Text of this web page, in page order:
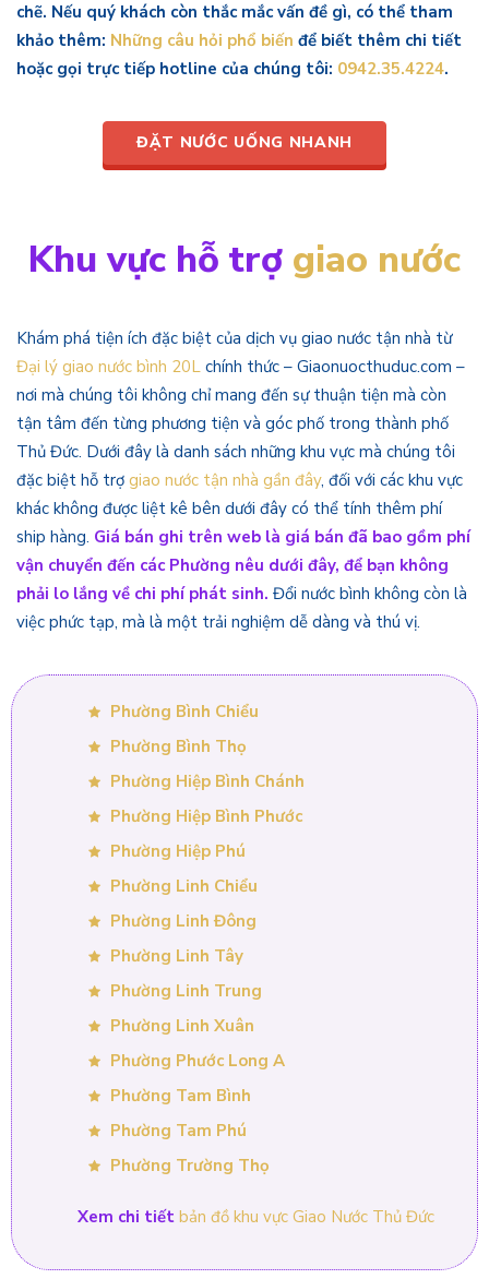
chẽ. Nếu quý khách còn thắc mắc vấn đề gì, có thể tham
khảo thêm: Những câu hỏi phổ biến để biết thêm chi tiết
hoặc gọi trực tiếp hotline của chúng tôi: 0942.35.4224.
ĐẶT NƯỚC UỐNG NHANH
Khu vực hỗ trợ giao nước
Khám phá tiện ích đặc biệt của dịch vụ giao nước tận nhà từ
Đại lý giao nước bình 20L chính thức – Giaonuocthuduc.com –
nơi mà chúng tôi không chỉ mang đến sự thuận tiện mà còn
tận tâm đến từng phương tiện và góc phố trong thành phố
Thủ Đức. Dưới đây là danh sách những khu vực mà chúng tôi
đặc biệt hỗ trợ giao nước tận nhà gần đây, đối với các khu vực
khác không được liệt kê bên dưới đây có thể tính thêm phí
ship hàng. Giá bán ghi trên web là giá bán đã bao gồm phí
vận chuyển đến các Phường nêu dưới đây, để bạn không
phải lo lắng về chi phí phát sinh. Đổi nước bình không còn là
việc phức tạp, mà là một trải nghiệm dễ dàng và thú vị.
Phường Bình Chiểu
Phường Bình Thọ
Phường Hiệp Bình Chánh
Phường Hiệp Bình Phước
Phường Hiệp Phú
Phường Linh Chiểu
Phường Linh Đông
Phường Linh Tây
Phường Linh Trung
Phường Linh Xuân
Phường Phước Long A
Phường Tam Bình
Phường Tam Phú
Phường Trường Thọ
Xem chi tiết bản đồ khu vực Giao Nước Thủ Đức